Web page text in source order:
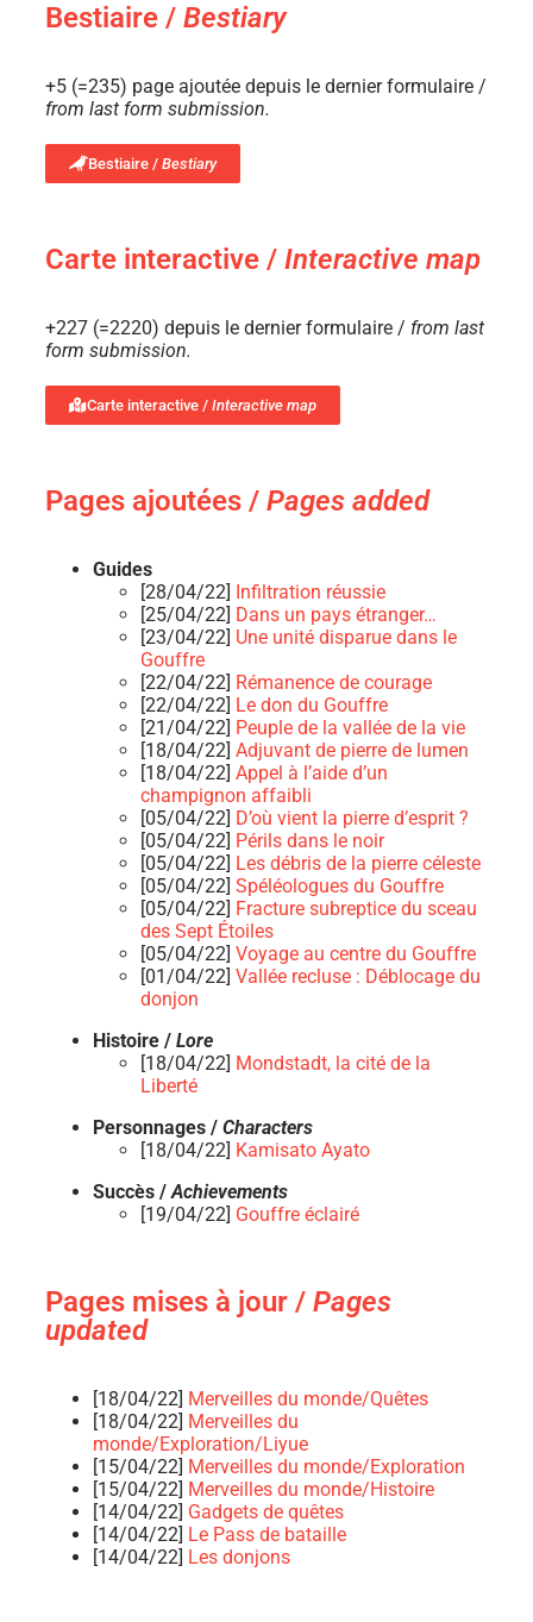
Bestiaire / Bestiary
+5 (=235) page ajoutée depuis le dernier formulaire /
from last form submission.
Bestiaire / Bestiary
Carte interactive / Interactive map
+227 (=2220) depuis le dernier formulaire / from last
form submission.
Carte interactive / Interactive map
Pages ajoutées / Pages added
Guides
[28/04/22]
Infiltration réussie
[25/04/22] Dans un pays étranger…
[23/04/22] Une unité disparue dans le
Gouffre
[22/04/22] Rémanence de courage
[22/04/22] Le don du Gouffre
[21/04/22] Peuple de la vallée de la vie
[18/04/22] Adjuvant de pierre de lumen
[18/04/22] Appel à l’aide d’un
champignon affaibli
[05/04/22] D’où vient la pierre d’esprit ?
[05/04/22] Périls dans le noir
[05/04/22] Les débris de la pierre céleste
[05/04/22] Spéléologues du Gouffre
[05/04/22] Fracture subreptice du sceau
des Sept Étoiles
[05/04/22] Voyage au centre du Gouffre
[01/04/22] Vallée recluse : Déblocage du
donjon
Histoire / Lore
[18/04/22] Mondstadt, la cité de la
Liberté
Personnages / Characters
[18/04/22] Kamisato Ayato
Succès /Achievements
[19/04/22] Gouffre éclairé
Pages mises à jour / Pages
updated
[18/04/22] Merveilles du monde/Quêtes
[18/04/22] Merveilles du
monde/Exploration/Liyue
[15/04/22] Merveilles du monde/Exploration
[15/04/22] Merveilles du monde/Histoire
[14/04/22] Gadgets de quêtes
[14/04/22] Le Pass de bataille
[14/04/22] Les donjons